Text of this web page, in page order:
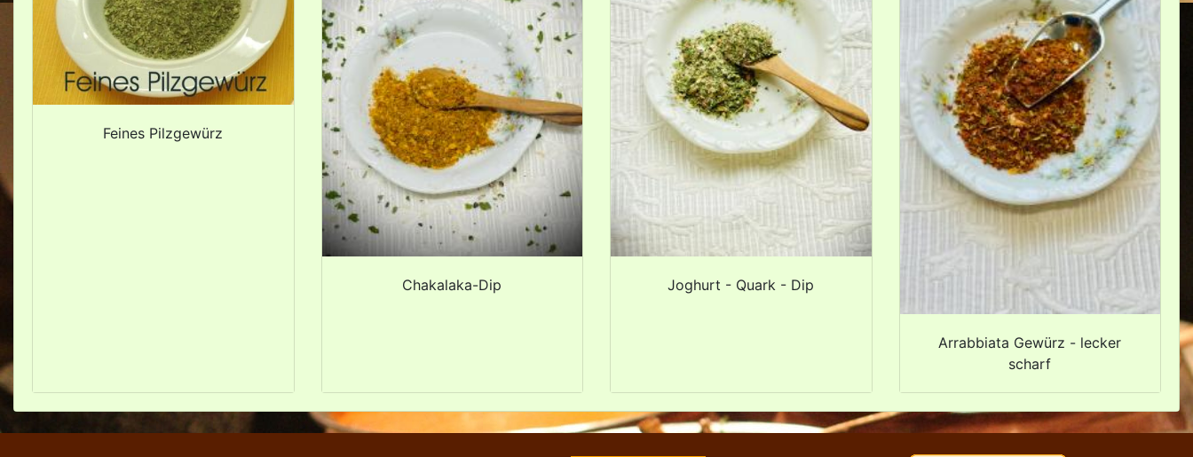
Feines Pilzgewürz
Chakalaka-Dip Joghurt - Quark - Dip
Arrabbiata Gewürz - lecker
scharf